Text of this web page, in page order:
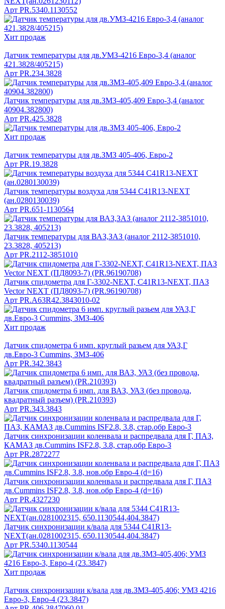
Арт PR.5340.1130552
Хит продаж
Датчик температуры для дв.УМЗ-4216 Евро-3,4 (аналог
421.3828/405215)
Арт PR.234.3828
Датчик температуры для дв.ЗМЗ-405,409 Евро-3,4 (аналог
40904.382800)
Арт PR.425.3828
Хит продаж
Датчик температуры для дв.ЗМЗ 405-406, Евро-2
Арт PR.19.3828
Датчик температуры воздуха для 5344 C41R13-NEXT
(ан.0280130039)
Арт PR.651-1130564
Датчик температуры для ВАЗ,ЗАЗ (аналог 2112-3851010,
23.3828, 405213)
Арт PR.2112-З851010
Датчик спидометра для Г-3302-NЕХТ, C41R13-NEXT, ПАЗ
Vector NEXT (ПД8093-7) (PR.96190708)
Арт PR.A63R42.3843010-02
Хит продаж
Датчик спидометра 6 имп. круглый разьем для УАЗ,Г
дв.Евро-3 Cummins, ЗМЗ-406
Арт PR.342.3843
Датчик спидометра 6 имп. для ВАЗ, УАЗ (без провода,
квадратный разъем) (PR.210393)
Арт PR.343.3843
Датчик синхронизации коленвала и распредвала для Г, ПАЗ,
КАМАЗ дв.Cummins ISF2.8, 3.8, стар.обр Евро-3
Арт PR.2872277
Датчик синхронизации коленвала и распредвала для Г, ПАЗ
дв.Cummins ISF2.8, 3.8, нов.обр Евро-4 (d=16)
Арт PR.4327230
Датчик синхронизации к/вала для 5344 C41R13-
NEXT(ан.0281002315, 650.1130544,404.3847)
Арт PR.5340.1130544
Хит продаж
Датчик синхронизации к/вала для дв.ЗМЗ-405,406; УМЗ 4216
Евро-3, Евро-4 (23.3847)